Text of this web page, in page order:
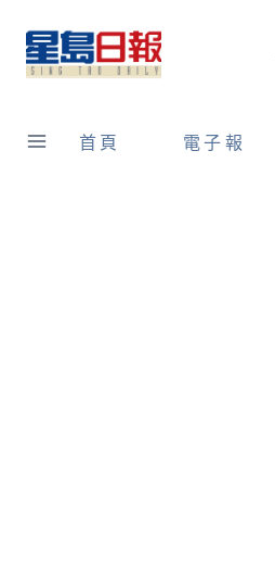
content
首頁 電子報